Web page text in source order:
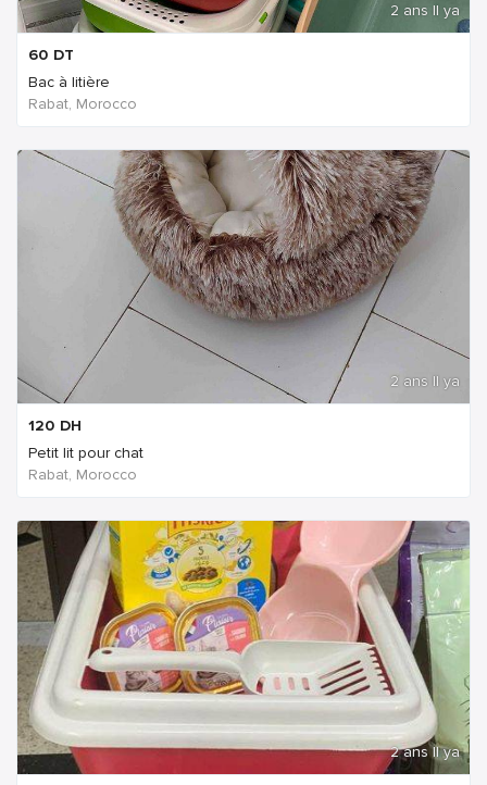
2 ans Il ya
60 DT
Bac à litière
Rabat, Morocco
2 ans Il ya
120 DH
Petit lit pour chat
Rabat, Morocco
2 ans Il ya